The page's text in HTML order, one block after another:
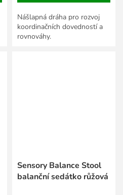
Nášlapná dráha pro rozvoj
koordinačních dovedností a
rovnováhy.
Sensory Balance Stool
balanční sedátko růžová